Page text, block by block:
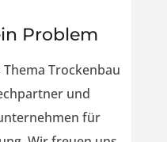
Problem
Trockenbau
und
für